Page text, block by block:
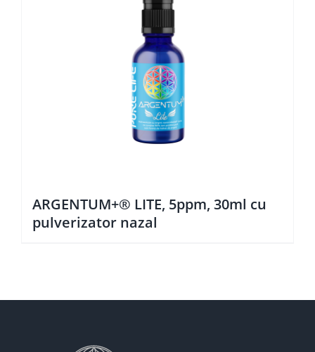
ARGENTUM+® LITE, 5ppm, 30ml cu
pulverizator nazal